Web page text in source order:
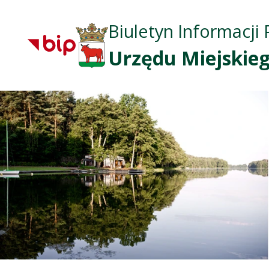
Biuletyn Informacji
Urzędu